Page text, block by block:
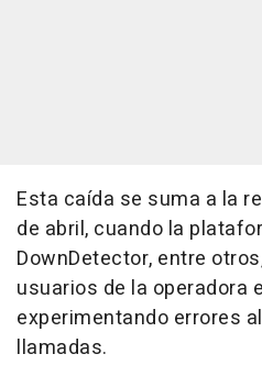
Esta caída se suma a la
de abril, cuando la
DownDetector, entre
usuarios de la operadora
experimentando errores
llamadas.